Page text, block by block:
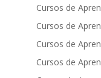
Cursos de
Cursos de
Cursos de
Cursos de